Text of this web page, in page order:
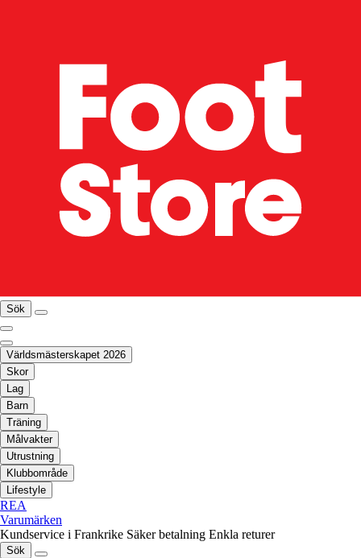
Sök
Världsmästerskapet 2026
Skor
Lag
Barn
Träning
Målvakter
Utrustning
Klubbområde
Lifestyle
REA
Varumärken
Kundservice i Frankrike Säker betalning Enkla returer
Sök